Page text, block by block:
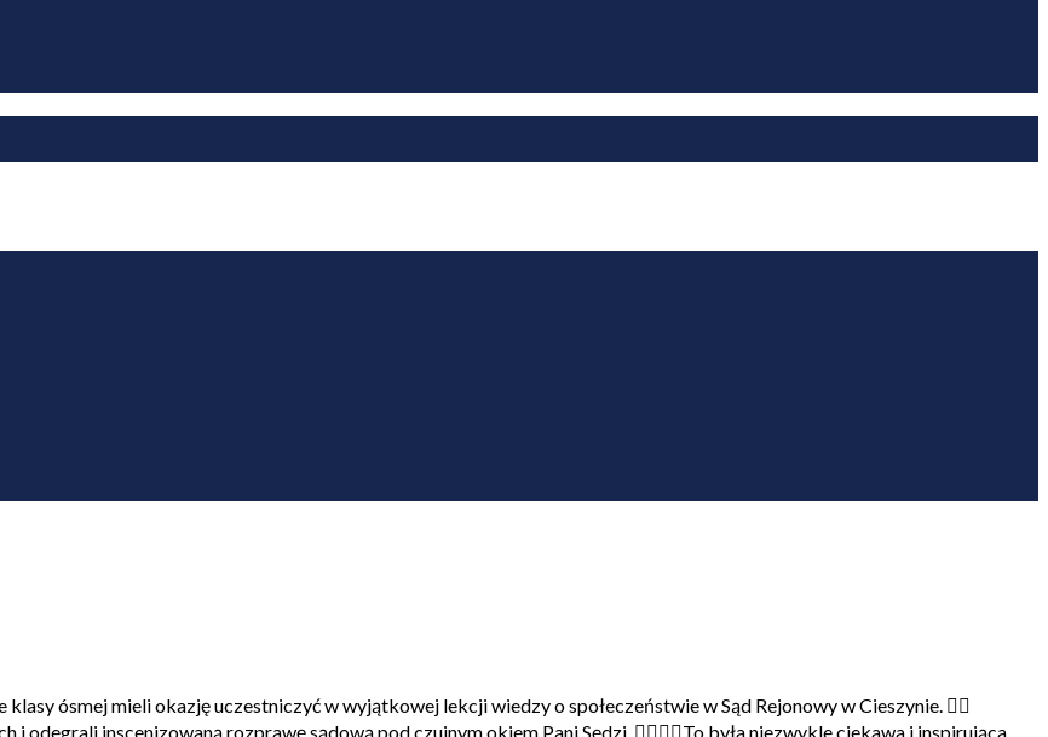
ósmej mieli okazję uczestniczyć w wyjątkowej lekcji wiedzy o społeczeństwie w Sąd Rejonowy w Cieszynie. 👩‍⚖️
odegrali inscenizowaną rozprawę sądową pod czujnym okiem Pani Sędzi. 👩‍⚖️👨‍⚖️To była niezwykle ciekawa i inspirująca